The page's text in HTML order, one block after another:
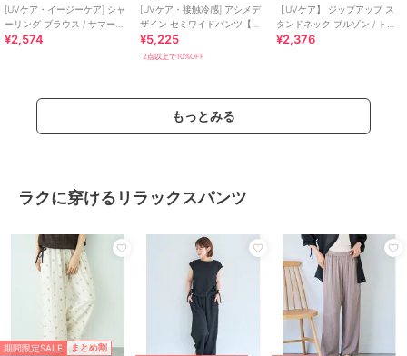
[UVケア・イージーケア] シャ
ーリング ブラウス / サマーカ
ーディガン【mil(ミル)】
¥2,574
[UVケア・接触冷感] アシメデ
ザイン セミワイドパンツ【mil/
ミル】
¥5,225
2点以上で10%OFF
【UVケア】 ジップアップ ス
タンドネック ブルゾン / トラ
ックジャケット【mil (ミル) 】
¥2,376
もっとみる
ラクに穿けるリラックスパンツ
期間限定SALE まとめ割